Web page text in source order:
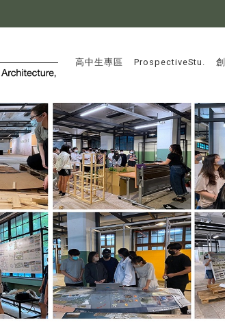
:::
高中生專區 ProspectiveStu.